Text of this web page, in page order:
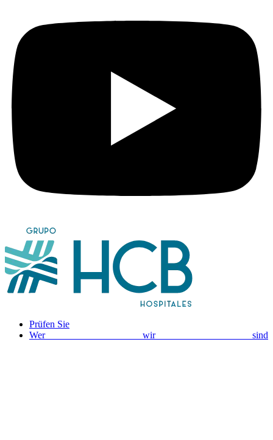
Prüfen Sie
Wer wir sind